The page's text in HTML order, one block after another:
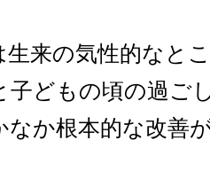
生来の気性的なと
子どもの頃の過ご
なか根本的な改善